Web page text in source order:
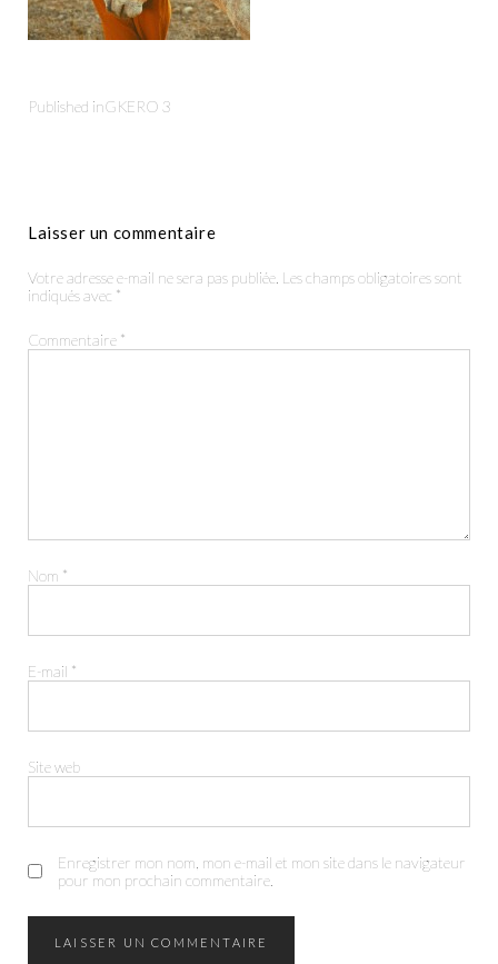
Published inGKERO 3
Laisser un commentaire
Votre adresse e-mail ne sera pas publiée. Les champs obligatoires sont
indiqués avec *
Commentaire *
Nom *
E-mail *
Site web
Enregistrer mon nom, mon e-mail et mon site dans le navigateur
pour mon prochain commentaire.